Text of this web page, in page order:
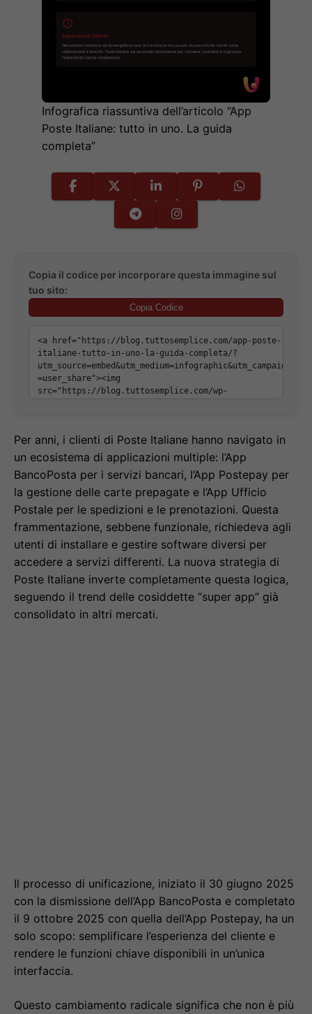
Infografica riassuntiva dell’articolo “App
Poste Italiane: tutto in uno. La guida
completa”
Copia il codice per incorporare questa immagine sul
tuo sito:
Copia Codice
Per anni, i clienti di Poste Italiane hanno navigato in
un ecosistema di applicazioni multiple: l’App
BancoPosta per i servizi bancari, l’App Postepay per
la gestione delle carte prepagate e l’App Ufficio
Postale per le spedizioni e le prenotazioni. Questa
frammentazione, sebbene funzionale, richiedeva agli
utenti di installare e gestire software diversi per
accedere a servizi differenti. La nuova strategia di
Poste Italiane inverte completamente questa logica,
seguendo il trend delle cosiddette “super app” già
consolidato in altri mercati.
Il processo di unificazione, iniziato il 30 giugno 2025
con la dismissione dell’App BancoPosta e completato
il 9 ottobre 2025 con quella dell’App Postepay, ha un
solo scopo: semplificare l’esperienza del cliente e
rendere le funzioni chiave disponibili in un’unica
interfaccia.
Questo cambiamento radicale significa che non è più